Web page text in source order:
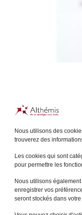
Nous utilisons des
trouverez des
Les cookies qui sont
pour permettre les
Nous utilisons
enregistrer vos
seront stockés dans